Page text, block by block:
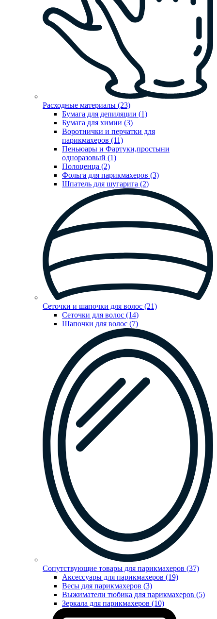
Расходные материалы (23)
Бумага для депиляции (1)
Бумага для химии (3)
Воротнички и перчатки для
парикмахеров (11)
Пеньюары и Фартуки,простыни
одноразовый (1)
Полоценца (2)
Фольга для парикмахеров (3)
Шпатель для шугарига (2)
Сеточки и шапочки для волос (21)
Сеточки для волос (14)
Шапочки для волос (7)
Сопутствующие товары для парикмахеров (37)
Аксессуары для парикмахеров (19)
Весы для парикмахеров (3)
Выжиматели тюбика для парикмахеров (5)
Зеркала для парикмахеров (10)